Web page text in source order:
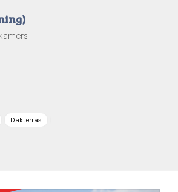
Dakterras